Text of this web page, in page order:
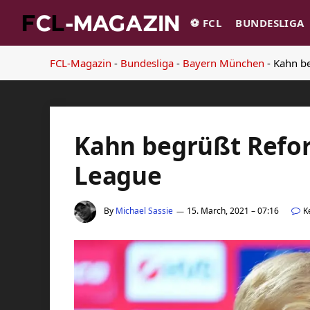
⚽️ FCL BUNDESLIGA
FCL-Magazin - Bundesliga - Bayern München - Kahn
Kahn begrüßt
League
By Michael Sassie 15. March, 2021 – 07:16